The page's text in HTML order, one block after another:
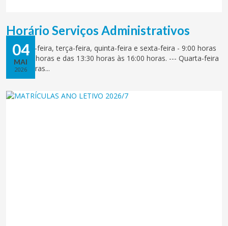
04
MAI
2026
Horário Serviços Administrativos
Segunda-feira, terça-feira, quinta-feira e sexta-feira - 9:00 horas
às 12:00 horas e das 13:30 horas às 16:00 horas. --- Quarta-feira
- 9:00 horas...